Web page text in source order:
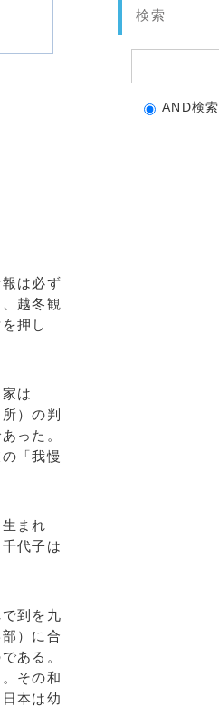
は必ず
越冬観
押し
は
）の判
った。
「我慢
まれ
代子は
到を九
）に合
ある。
その和
本は幼
検索
AND検索